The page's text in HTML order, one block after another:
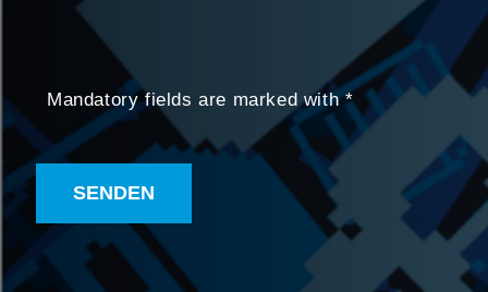
Mandatory fields are marked with *
SENDEN